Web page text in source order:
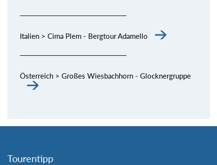
Italien > Cima Plem - Bergtour Adamello
Österreich > Großes Wiesbachhorn - Glocknergruppe
Tourentipp